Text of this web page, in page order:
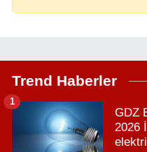
Trend Haberler
GDZ
2026
1